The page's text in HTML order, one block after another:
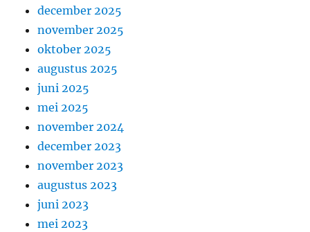
december 2025
november 2025
oktober 2025
augustus 2025
juni 2025
mei 2025
november 2024
december 2023
november 2023
augustus 2023
juni 2023
mei 2023